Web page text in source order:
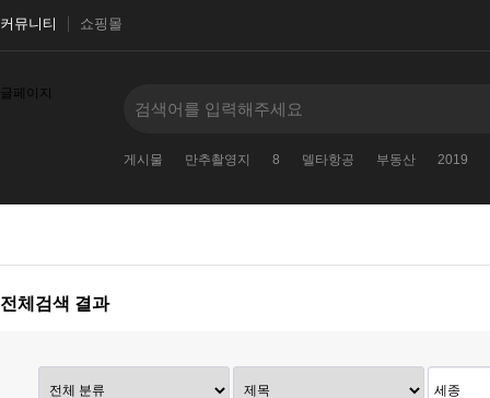
커뮤니티 쇼핑몰
글페이지
게시물 만추촬영지 8 델타항공 부동산 2019
전체검색 결과